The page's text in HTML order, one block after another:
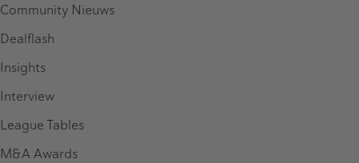
Community Nieuws
Dealflash
Insights
Interview
League Tables
M&A Awards